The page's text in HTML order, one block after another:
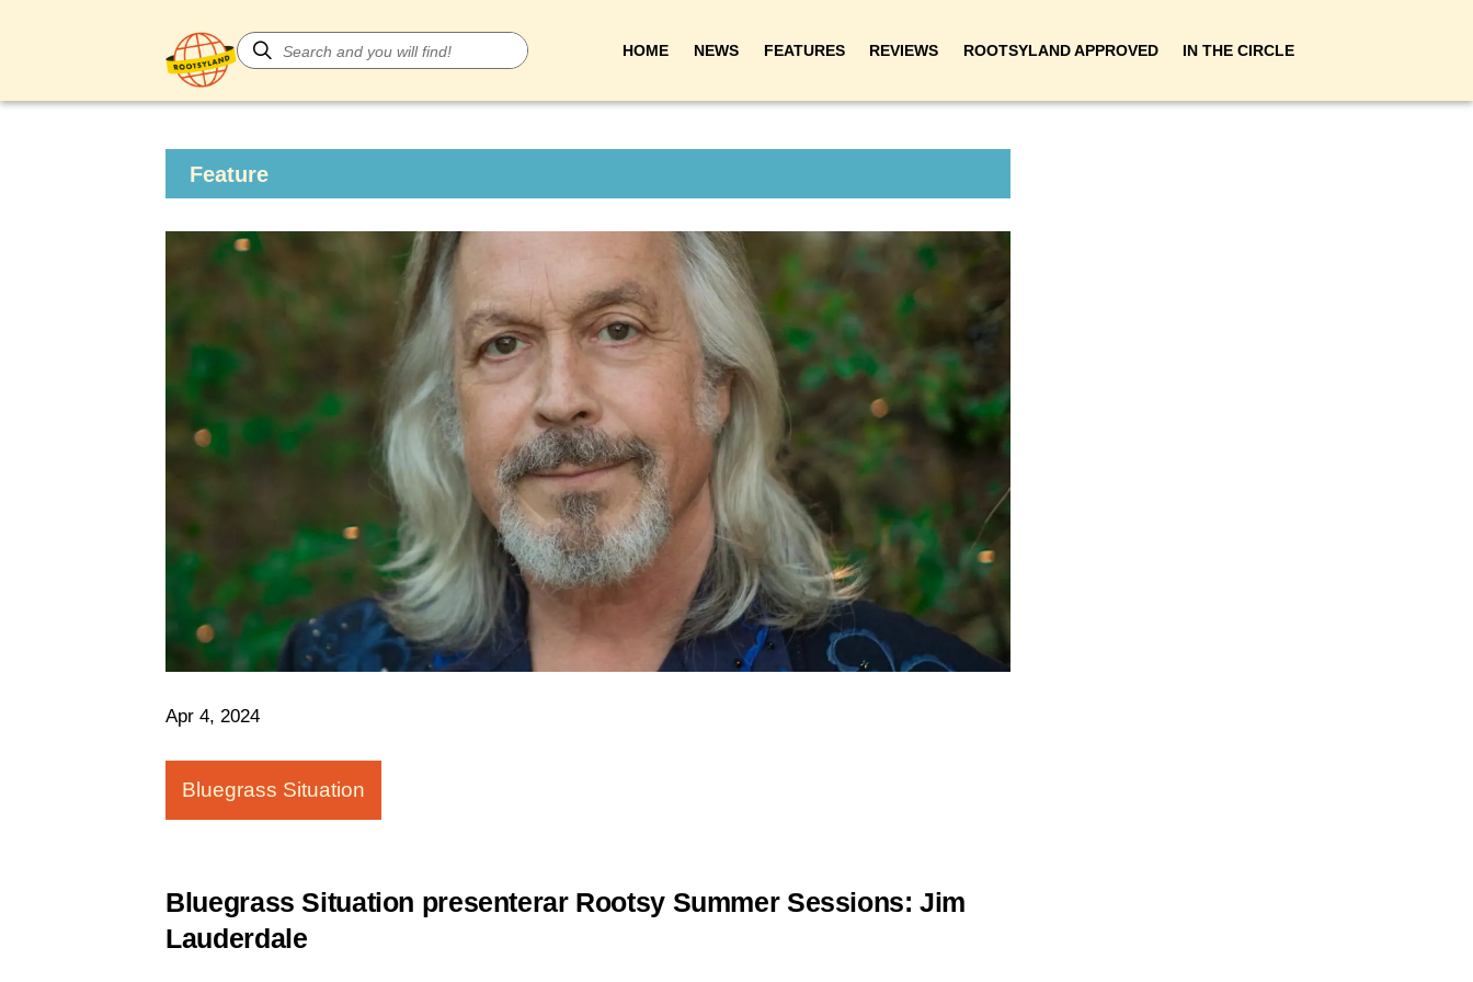
HOME NEWS FEATURES REVIEWS ROOTSYLAND APPROVED IN THE CIRCLE
Feature
Apr 4, 2024
Bluegrass Situation
Bluegrass Situation presenterar Rootsy Summer Sessions: Jim
Lauderdale